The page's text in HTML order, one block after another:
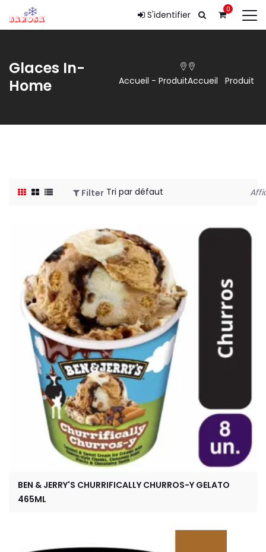
S'identifier 0
Glaces In-
Home
Accueil - ProduitAccueil Produit
Filter
BEN & JERRY'S CHURRIFICALLY CHURROS-Y GELATO
465ML